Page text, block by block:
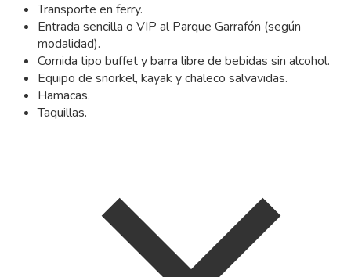
Transporte en ferry.
Entrada sencilla o VIP al Parque Garrafón (según
modalidad).
Comida tipo buffet y barra libre de bebidas sin alcohol.
Equipo de snorkel, kayak y chaleco salvavidas.
Hamacas.
Taquillas.